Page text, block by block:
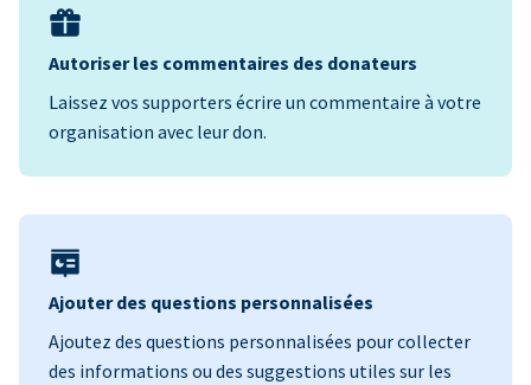
Autoriser les commentaires des donateurs
Laissez vos supporters écrire un commentaire à votre
organisation avec leur don.
Ajouter des questions personnalisées
Ajoutez des questions personnalisées pour collecter
des informations ou des suggestions utiles sur les